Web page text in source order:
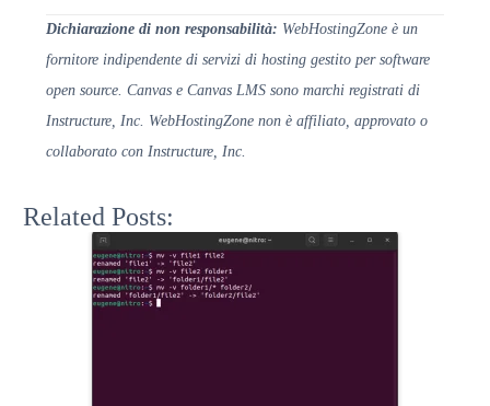
Dichiarazione di non responsabilità: WebHostingZone è un
fornitore indipendente di servizi di hosting gestito per software
open source. Canvas e Canvas LMS sono marchi registrati di
Instructure, Inc. WebHostingZone non è affiliato, approvato o
collaborato con Instructure, Inc.
Related Posts: